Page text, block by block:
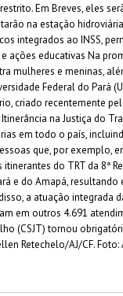
Em Breves, eles
na estação
integrados ao INSS,
ações educativas Na
mulheres e meninas,
Federal do Pará
criado recentemente
na Justiça do
em todo o país,
que, por exemplo,
do TRT da 8ª
e do Amapá,
a atuação integrada
em outros 4.691
(CSJT) tornou
Retechelo/AJ/CF.